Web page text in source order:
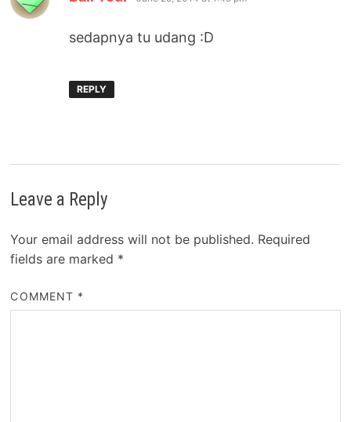
sedapnya tu udang :D
REPLY
Leave a Reply
Your email address will not be published. Required
fields are marked *
COMMENT *